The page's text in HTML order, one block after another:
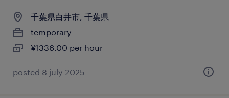
千葉県白井市, 千葉県
temporary
¥1336.00 per hour
posted 8 july 2025